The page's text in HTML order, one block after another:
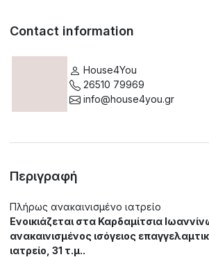
Contact information
House4You
26510 79969
info@house4you.gr
Περιγραφή
Πλήρως ανακαινισμένο ιατρείο
Ενοικιάζεται στα Καρδαμίτσια
ανακαινισμένος ισόγειος
ιατρείο, 31 τ.μ..